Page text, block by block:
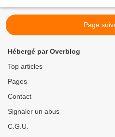
Page
Hébergé par Overblog
Top articles
Pages
Contact
Signaler un abus
C.G.U.